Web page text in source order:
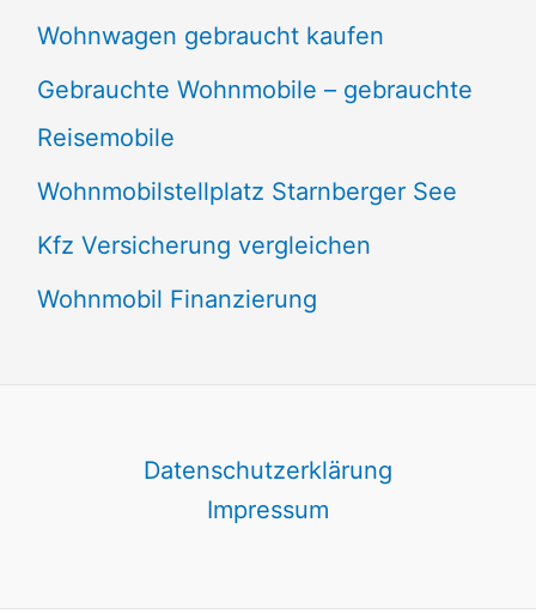
Wohnwagen gebraucht kaufen
Gebrauchte Wohnmobile – gebrauchte
Reisemobile
Wohnmobilstellplatz Starnberger See
Kfz Versicherung vergleichen
Wohnmobil Finanzierung
Datenschutzerklärung
Impressum